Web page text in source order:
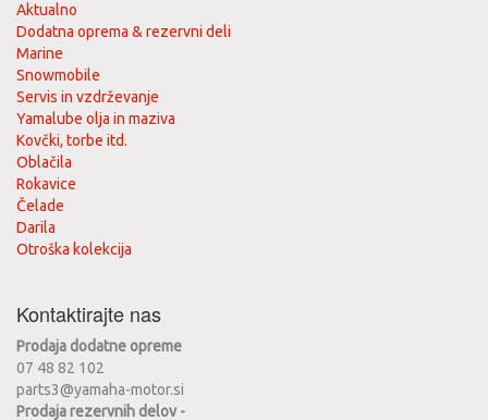
Aktualno
Dodatna oprema & rezervni deli
Marine
Snowmobile
Servis in vzdrževanje
Yamalube olja in maziva
Kovčki, torbe itd.
Oblačila
Rokavice
Čelade
Darila
Otroška kolekcija
Kontaktirajte nas
Prodaja dodatne opreme
07 48 82 102
parts3@yamaha-motor.si
Prodaja rezervnih delov -